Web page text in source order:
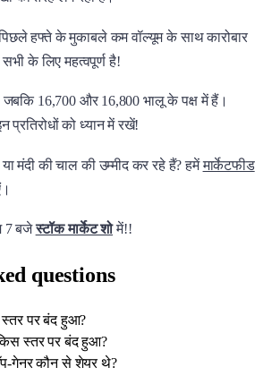
हफ्ते के मुकाबले कम वॉल्यूम के साथ कारोबार
के लिए महत्वपूर्ण है!
जबकि 16,700 और 16,800 भालू के पक्ष में हैं।
को ध्यान में रखें!
मंदी की चाल की उम्मीद कर रहे हैं? हमेंमार्केटफीड
7 बजेस्टॉक मार्केट शोमें!!
questions
स्तर पर बंद हुआ?
स्तर पर बंद हुआ?
गेनर कौन से शेयर थे?